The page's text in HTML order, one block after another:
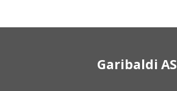
Garibaldi AS